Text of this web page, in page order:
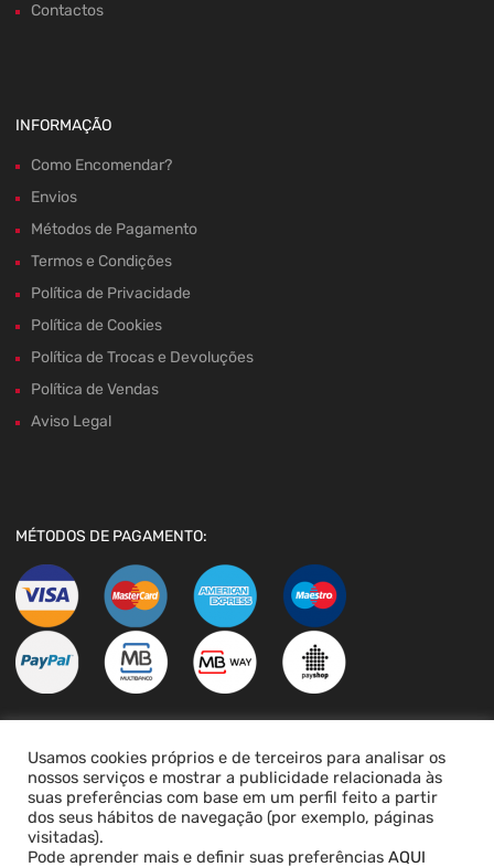
Contactos
INFORMAÇÃO
Como Encomendar?
Envios
Métodos de Pagamento
Termos e Condições
Política de Privacidade
Política de Cookies
Política de Trocas e Devoluções
Política de Vendas
Aviso Legal
MÉTODOS DE PAGAMENTO:
LIVRO DE RECLAMAÇÕES
Usamos cookies próprios e de terceiros para analisar os
nossos serviços e mostrar a publicidade relacionada às
suas preferências com base em um perfil feito a partir
dos seus hábitos de navegação (por exemplo, páginas
visitadas).
Pode aprender mais e definir suas preferências AQUI